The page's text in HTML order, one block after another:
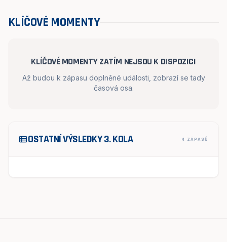
KLÍČOVÉ MOMENTY
KLÍČOVÉ MOMENTY ZATÍM NEJSOU K DISPOZICI
Až budou k zápasu doplněné události, zobrazí se tady
časová osa.
view_listOSTATNÍ VÝSLEDKY 3. KOLA 4 ZÁPASŮ